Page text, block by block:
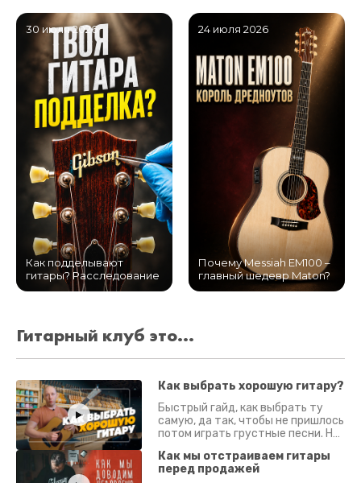
30 июля 2026
Как подделывают
гитары? Расследование
24 июля 2026
Почему Messiah EM100 –
главный шедевр Maton?
Гитарный клуб это...
Как выбрать хорошую гитару?
Быстрый гайд, как выбрать ту
самую, да так, чтобы не пришлось
потом играть грустные песни. На
Как мы отстраиваем гитары
перед продажей